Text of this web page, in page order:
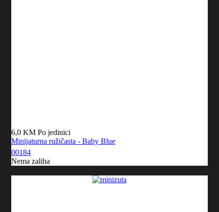
6,0 KM Po jedinici
Minijaturna ružičasta - Baby Blue
00184
Nema zaliha